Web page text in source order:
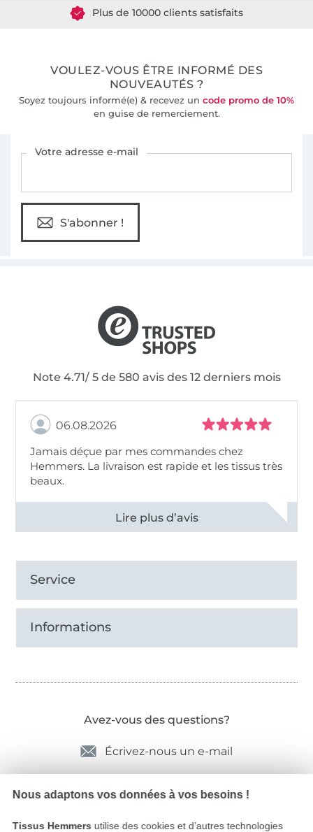
Plus de 10000 clients satisfaits
VOULEZ-VOUS ÊTRE INFORMÉ DES
NOUVEAUTÉS ?
Soyez toujours informé(e) & recevez un code promo de 10%
en guise de remerciement.
Votre adresse e-mail
S'abonner !
Note 4.71/ 5 de 580 avis des 12 derniers mois
06.08.2026
Jamais déçue par mes commandes chez
Hemmers. La livraison est rapide et les tissus très
beaux.
Voir tous les 11495 commentaires
Service
Informations
Avez-vous des questions?
Écrivez-nous un e-mail
Nous adaptons vos données à vos besoins !
Tissus Hemmers utilise des cookies et d’autres technologies